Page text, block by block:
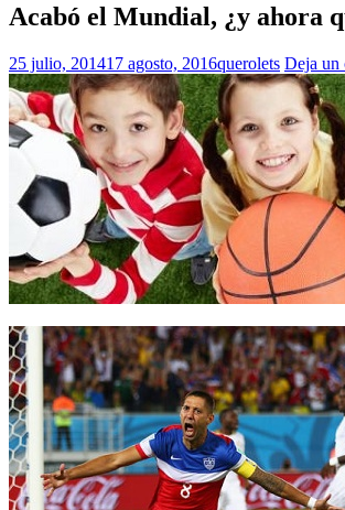
Acabó el Mundial, ¿y ahora
25 julio, 201417 agosto, 2016querolets Deja un